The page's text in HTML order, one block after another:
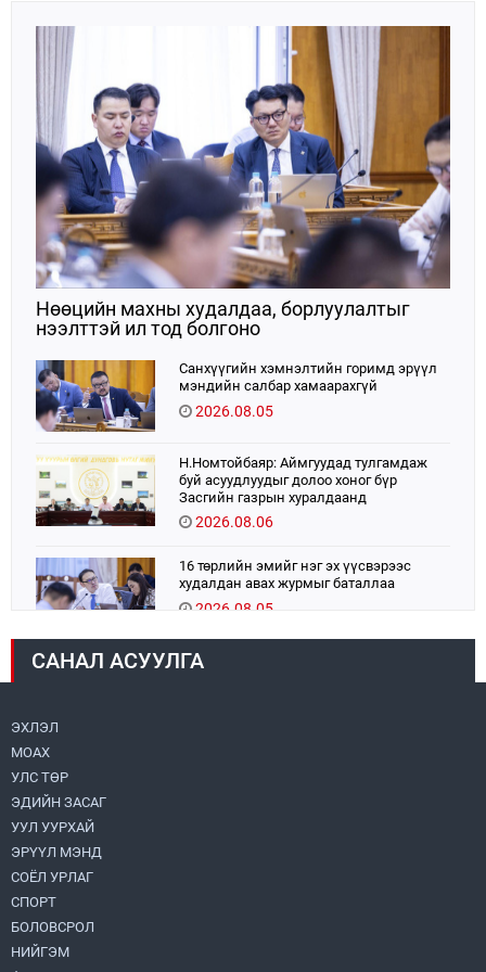
Нөөцийн махны худалдаа, борлуулалтыг
нээлттэй ил тод болгоно
Санхүүгийн хэмнэлтийн горимд эрүүл
мэндийн салбар хамаарахгүй
2026.08.05
Н.Номтойбаяр: Аймгуудад тулгамдаж
буй асуудлуудыг долоо хоног бүр
Засгийн газрын хуралдаанд
танилцуулж, шийдвэрлүүлнэ
2026.08.06
16 төрлийн эмийг нэг эх үүсвэрээс
худалдан авах журмыг баталлаа
2026.08.05
УИХ-ын дарга С.Бямбацогт:
САНАЛ АСУУЛГА
ЭХЛЭЛ
МОАХ
УЛС ТӨР
ЭДИЙН ЗАСАГ
УУЛ УУРХАЙ
ЭРҮҮЛ МЭНД
СОЁЛ УРЛАГ
СПОРТ
БОЛОВСРОЛ
НИЙГЭМ